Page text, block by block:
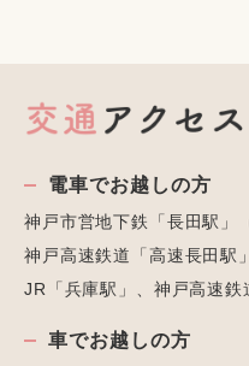
電車でお越しの方
神戸市営地下鉄「長田駅」
神戸高速鉄道「高速長田駅
JR「兵庫駅」、神戸高速
車でお越しの方